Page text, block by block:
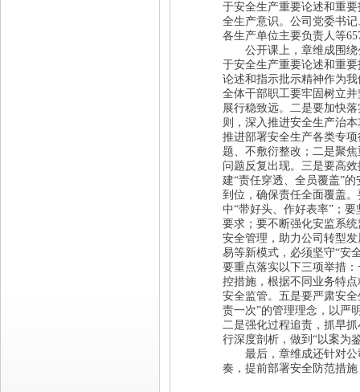
于安全生产重要论述和重
全生产意识。公司党委书
各生产单位主要负责人等
公开课上，章维成围绕
于安全生产重要论述和重
论述和指示批示精神作为
全体干部职工要牢固树立
展行稳致远。 二是要加快
则，深入推进安全生产治
推进部署安全生产各类专
题、不敷衍整改；二是聚
问题反复出现。 三是要高效
建“责任穿透、全员覆盖”
到位，确保责任全面覆盖
中“带好头、作好表率”；
要求；要不断强化安监系
安全管理，助力公司转型发
易等新模式，必须坚守“安
要重点落实以下三项举措
控措施，根据不同业务特
安全监管。 五是要严肃安
责一次”的管理理念，以严
二是强化过程追责，抓早
行深度剖析，做到“以案为
最后，章维成还针对公
奏，提前部署安全防范措